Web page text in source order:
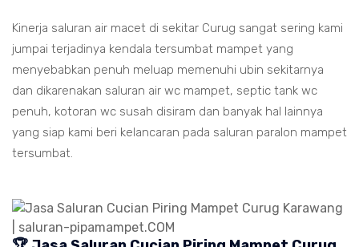
Kinerja saluran air macet di sekitar Curug sangat sering kami
jumpai terjadinya kendala tersumbat mampet yang
menyebabkan penuh meluap memenuhi ubin sekitarnya
dan dikarenakan saluran air wc mampet, septic tank wc
penuh, kotoran wc susah disiram dan banyak hal lainnya
yang siap kami beri kelancaran pada saluran paralon mampet
tersumbat.